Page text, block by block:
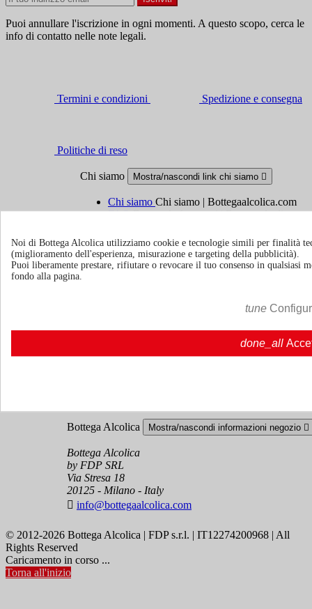
Puoi annullare l'iscrizione in ogni momenti. A questo scopo, cerca le
info di contatto nelle note legali.
Termini e condizioni Spedizione e consegna
Politiche di reso
Chi siamo Mostra/nascondi link chi siamo 
Chi siamo Chi siamo | Bottegaalcolica.com
FAQDomande frequenti |
Informazioni Mostra/nascondi link informazioni 
Ristoranti - Bar - Catering - Hotel
Mostra/nascondi i link del tuo account
Bottega Alcolica Mostra/nascondi informazioni negozio 
Bottega Alcolica
by FDP SRL
Via Stresa 18
20125 - Milano - Italy
 info@bottegaalcolica.com
© 2012-2026 Bottega Alcolica | FDP s.r.l. | IT12274200968 | All
Rights Reserved
Caricamento in corso ...
Torna all'inizio
Noi di Bottega Alcolica utilizziamo cookie e tecnologie simili per finalità
(miglioramento dell'esperienza, misurazione e targeting della pubblicità).
Puoi liberamente prestare, rifiutare o revocare il tuo consenso in qualsiasi
fondo alla pagina.
tune
done_all